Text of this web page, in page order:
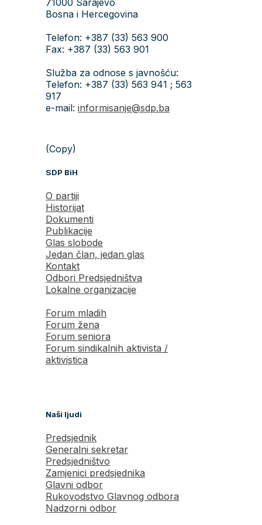
Bosna i Hercegovina
Telefon: +387 (33) 563 900
Fax: +387 (33) 563 901
Služba za odnose s javnošću:
Telefon: +387 (33) 563 941 ; 563
917
e-mail: informisanje@sdp.ba
(Copy)
SDP BiH
O partiji
Historijat
Dokumenti
Publikacije
Glas slobode
Jedan član, jedan glas
Kontakt
Odbori Predsjedništva
Lokalne organizacije
Forum mladih
Forum žena
Forum seniora
Forum sindikalnih aktivista /
aktivistica
Naši ljudi
Predsjednik
Generalni sekretar
Predsjedništvo
Zamjenici predsjednika
Glavni odbor
Rukovodstvo Glavnog odbora
Nadzorni odbor